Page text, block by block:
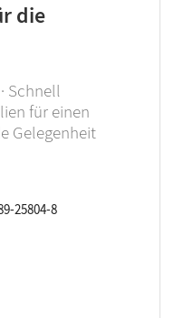
die
Schnell
für einen
Gelegenheit
25804-8